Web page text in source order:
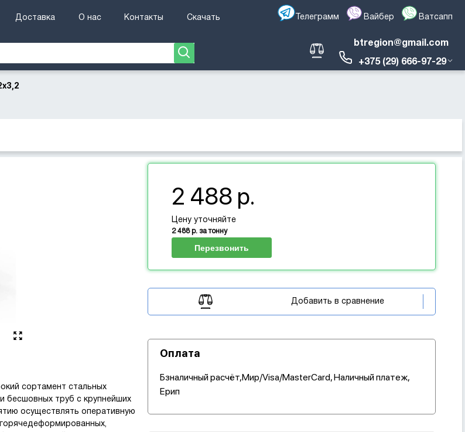
Доставка О нас Контакты Скачать Телеграмм Вайбер Ватсапп
btregion@gmail.com
+375 (29) 666-97-29
сортамент стальных
бесшовных труб с крупнейших
осуществлять оперативную
2 488 р.
Цену уточняйте
2 488 р. за тонну
Перезвонить
Добавить в сравнение
Оплата
Бзналичный расчёт,Мир/Visa/MasterCard, Наличный платеж,
Ерип